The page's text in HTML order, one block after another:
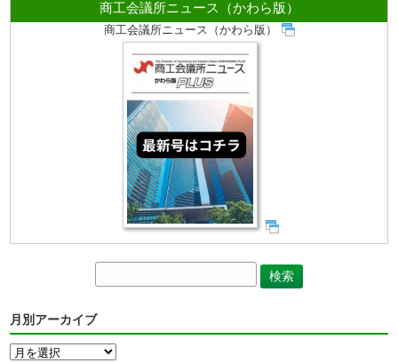
商工会議所ニュース（かわら版）
商工会議所ニュース（かわら版）
月別アーカイブ
月